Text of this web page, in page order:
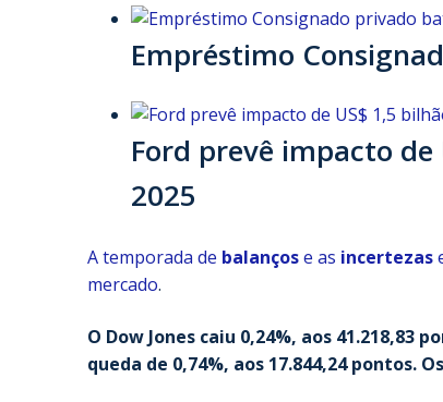
Empréstimo
Ford prevê impacto
2025
A temporada de balançose as incertezas
mercado.
O Dow Jones caiu 0,24%, aos 41.218,83
queda de 0,74%, aos 17.844,24 pontos.